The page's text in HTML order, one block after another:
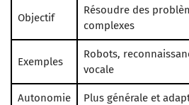
Objectif
Résoudre des
complexes
Exemples
Robots,
vocale
Autonomie Plus générale et